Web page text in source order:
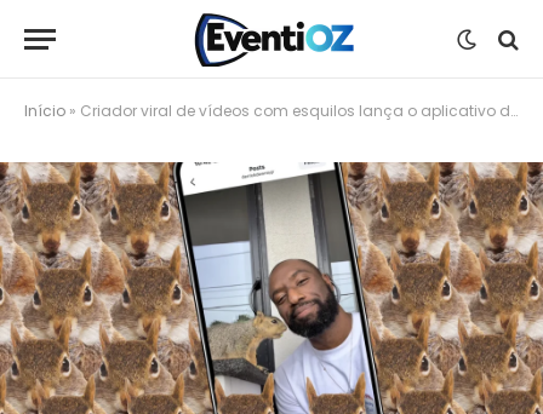
Início » Criador viral de vídeos com esquilos lança o aplicativo de câmera mais popular de 2026